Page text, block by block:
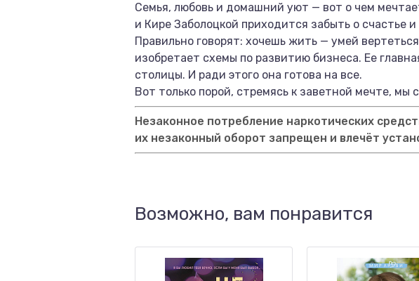
Семья, любовь и домашний уют — вот о чем
и Кире Заболоцкой приходится забыть о счастье
Правильно говорят: хочешь жить — умей
изобретает схемы по развитию бизнеса. Ее
столицы. И ради этого она готова на все.
Вот только порой, стремясь к заветной мечте,
Незаконное потребление наркотических
их незаконный оборот запрещен и влечёт
Возможно, вам понравится